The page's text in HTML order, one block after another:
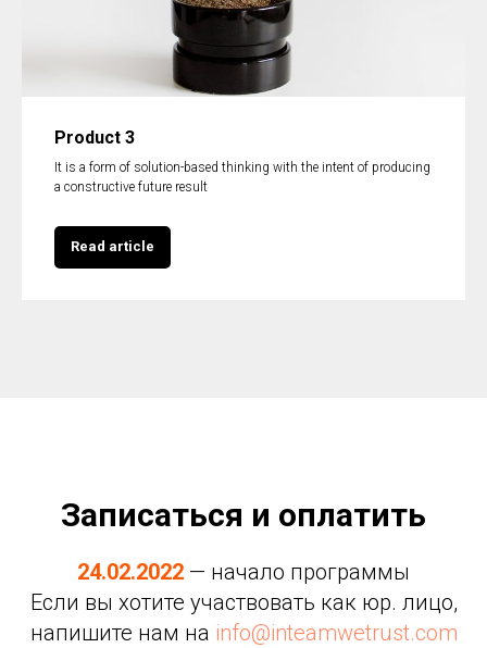
Product 3
It is a form of solution-based thinking with the intent of producing
a constructive future result
Read article
Записаться и оплатить
24.02.2022 — начало программы
Если вы хотите участвовать как юр. лицо,
напишите нам на info@inteamwetrust.com